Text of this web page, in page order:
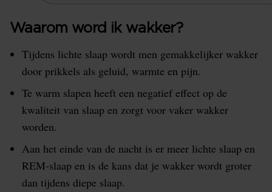
Waarom word ik wakker?
Tijdens lichte slaap wordt men gemakkelijker wakker
door prikkels als geluid, warmte en pijn.
Te warm slapen heeft een negatief effect op de
kwaliteit van slaap en zorgt voor vaker wakker
worden.
Aan het einde van de nacht is er meer lichte slaap en
REM-slaap en is de kans dat je wakker wordt groter
dan tijdens diepe slaap.